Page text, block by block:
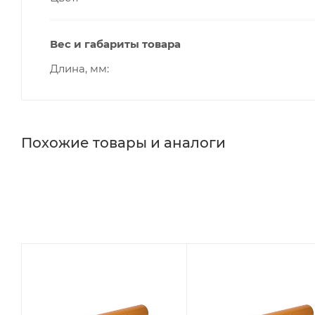
Вес и габариты товара
Длина, мм
Похожие товары и аналоги